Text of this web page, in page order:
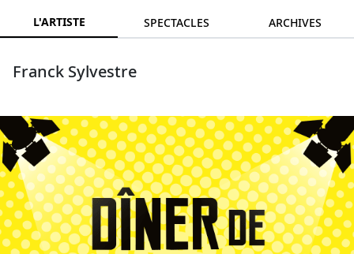
L'ARTISTE SPECTACLES ARCHIVES
Franck Sylvestre